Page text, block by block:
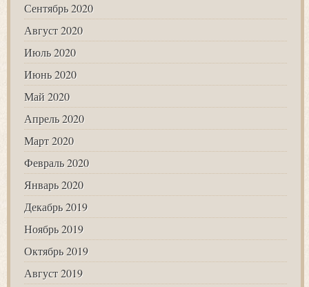
Сентябрь 2020
Август 2020
Июль 2020
Июнь 2020
Май 2020
Апрель 2020
Март 2020
Февраль 2020
Январь 2020
Декабрь 2019
Ноябрь 2019
Октябрь 2019
Август 2019